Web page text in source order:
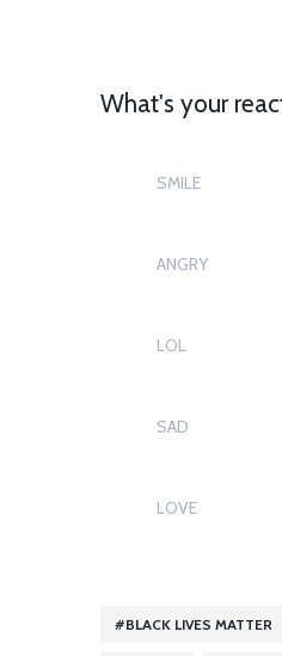
What's your
SMILE
ANGRY
LOL
SAD
LOVE
BLACK LIVES MATTER